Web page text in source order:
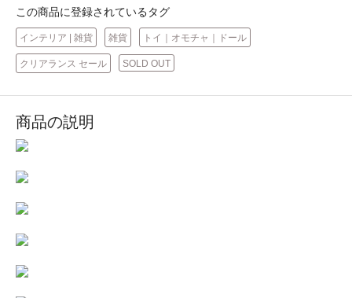
この商品に登録されているタグ
インテリア | 雑貨 雑貨 トイ｜オモチャ｜ドール
クリアランス セール SOLD OUT
商品の説明